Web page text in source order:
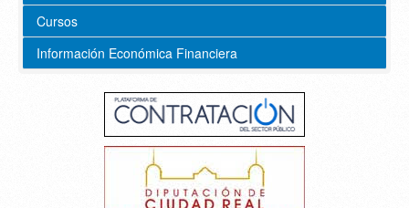
Cursos
Información Económica Financiera